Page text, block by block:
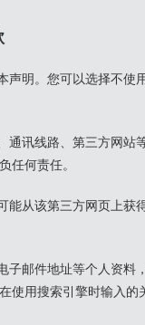
明。您可以选择不使
讯线路、第三方网站
任何责任。
从该第三方网页上获
邮件地址等个人资料
使用搜索引擎时输入的